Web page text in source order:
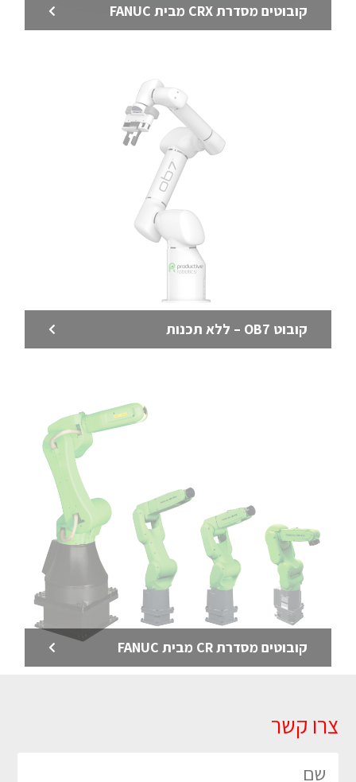
קובוט ריתוך ללא תכנות – OB7 – קובוט מהפכני שכל
לדף המוצר >
קובוטים מסדרת CRX מבית FANUC
סדרת הקובוטים CRX של FANUC הינה בשורה גדולה
קובוט OB7 – ללא תכנות
קובוטים מסדרת CR מבית FANUC
צרו קשר